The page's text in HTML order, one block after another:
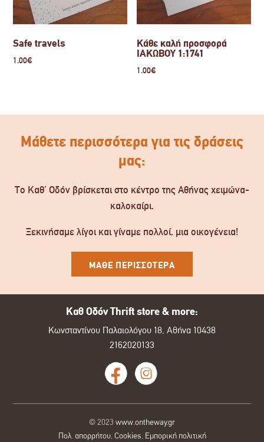
Safe travels
1.00€
Κάθε καλή προσφορά
ΙΑΚΩΒΟΥ 1:1741
1.00€
Μάθετε περισσότερα για τις δράσεις
μας:
Το Καθ’ Οδόν βρίσκεται στο κέντρο της Αθήνας χειμώνα-
καλοκαίρι.
Ξεκινήσαμε λίγοι και γίναμε πολλοί, μια οικογένεια!
ΜΑΘΕ ΠΕΡΙΣΣΟΤΕΡΑ
Καθ Οδόν Thrift store & more:
Κωνσταντίνου Παλαιολόγου 18, Αθήνα 10438
2162020133
© 2023 www.ontheway.gr
Πολ. απορρήτου,Cookies, Εμπορική πολιτική